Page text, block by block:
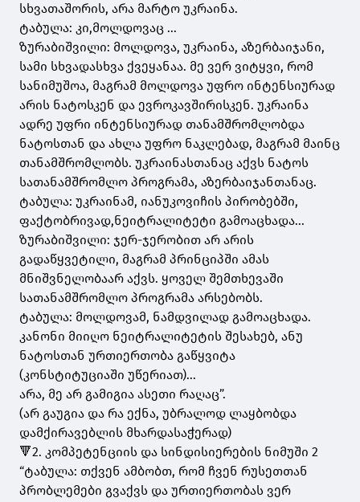
სხვათაშორის, არა მარტო უკრაინა.
ტაბულა: კი,მოლდოვაც ...
ზურაბიშვილი: მოლდოვა, უკრაინა, აზერბაიჯანი,
სამი სხვადასხვა ქვეყანაა. მე ვერ ვიტყვი, რომ
სანიმუშოა, მაგრამ მოლდოვა უფრო ინტენსიურად
არის ნატოსკენ და ევროკავშირისკენ. უკრაინა
ადრე უფრი ინტენსიურად თანამშრომლობდა
ნატოსთან და ახლა უფრო ნაკლებად, მაგრამ მაინც
თანამშრომლობს. უკრაინასთანაც აქვს ნატოს
სათანამშრომლო პროგრამა, აზერბაიჯანთანაც.
ტაბულა: უკრაინამ, იანუკოვიჩის პირობებში,
ფაქტობრივად,ნეიტრალიტეტი გამოაცხადა...
ზურაბიშვილი: ჯერ-ჯერობით არ არის
გადაწყვეტილი, მაგრამ პრინციპში ამას
მნიშვნელობაარ აქვს. ყოველ შემთხევაში
სათანამშრომლო პროგრამა არსებობს.
ტაბულა: მოლდოვამ, ნამდვილად გამოაცხადა.
კანონი მიიღო ნეიტრალიტეტის შესახებ, ანუ
ნატოსთან ურთიერთობა გაწყვიტა
(კონსტიტუციაში უწერიათ)...
არა, მე არ გამიგია ასეთი რაღაც”.
(არ გაუგია და რა ექნა, უბრალოდ ლაყბობდა
დამქირავებლის მხარდასაჭერად)
🔻2. კომპეტენციის და სინდისიერების ნიმუში 2
“ტაბულა: თქვენ ამბობთ, რომ ჩვენ რუსეთთან
პრობლემები გვაქვს და ურთიერთობას ვერ